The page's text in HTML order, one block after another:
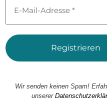
Mail-
*
Wir senden keinen Spam!
unserer